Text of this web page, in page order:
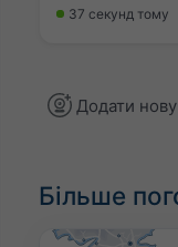
37 секунд тому
Додати
Більше